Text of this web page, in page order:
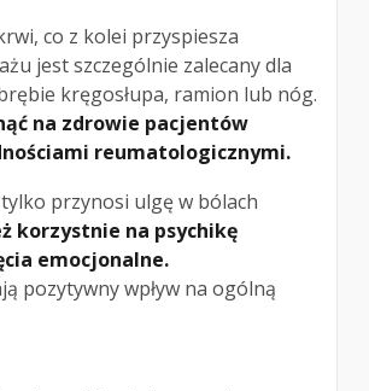
co z kolei przyspiesza
jest szczególnie zalecany dla
kręgosłupa, ramion lub nóg.
na zdrowie pacjentów
reumatologicznymi.
przynosi ulgę w bólach
korzystnie na psychikę
emocjonalne.
pozytywny wpływ na ogólną